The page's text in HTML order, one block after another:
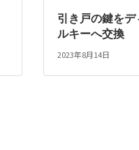
引き戸の鍵をデ
ルキーへ交換
2023年8月14日